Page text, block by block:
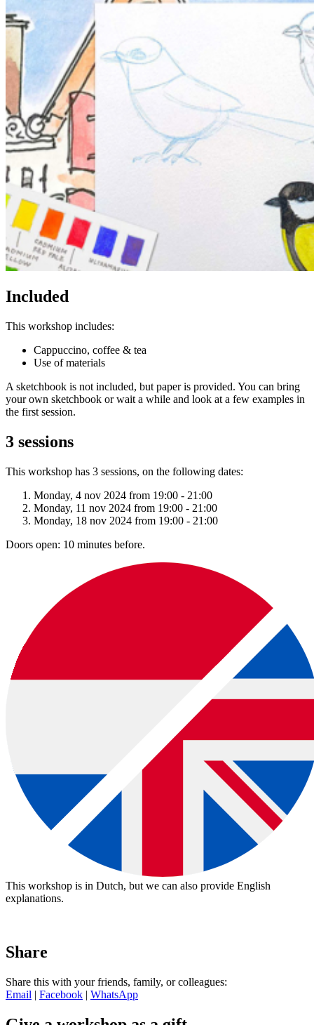
Algemene voorwaarden
, onder het kopje
‘Inschrijving als cadeau’.
Download er een leuke cadeau-afdruk bij!
Onderstaande afbeeldingen kun je downloaden (met een klik) en
afdrukken als je iemand een workshop cadeau wil geven en er een
leuke afdruk bij wil geven.
Let op: De afdrukken zijn géén entreebewijs: om aan een workshop
mee te doen, is het nog wel nodig een inschrijving te doen op de
website.
Op elke afdruk staan andere voorbeelden van workshops, zodat je
een passende kunt kiezen:
Voorbeelden van creatieve workshops tot €28:
Nederlandstalige bon
Voorbeelden van creatieve workshops tot €37:
Included
This workshop includes:
Cappuccino, coffee & tea
Use of materials
A sketchbook is not included, but paper is provided. You can bring
your own sketchbook or wait a while and look at a few examples in
the first session.
3 sessions
This workshop has 3 sessions, on the following dates:
Monday, 4 nov 2024 from 19:00 - 21:00
Monday, 11 nov 2024 from 19:00 - 21:00
Monday, 18 nov 2024 from 19:00 - 21:00
Doors open: 10 minutes before.
This workshop is in Dutch, but we can also provide English
explanations.
Share
Share this with your friends, family, or colleagues:
Email | Facebook | WhatsApp